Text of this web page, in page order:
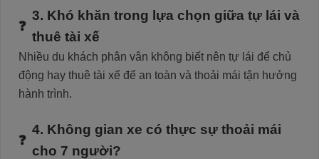
3. Khó khăn trong lựa chọn giữa tự lái và
thuê tài xế
Nhiều du khách phân vân không biết nên tự lái để chủ
động hay thuê tài xế để an toàn và thoải mái tận hưởng
hành trình.
4. Không gian xe có thực sự thoải mái
cho 7 người?